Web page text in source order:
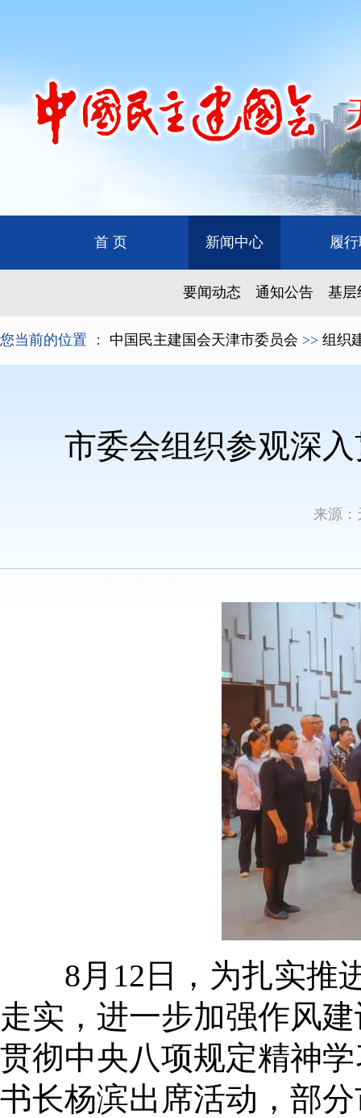
首 页 新闻中心 履
要闻动态 通知公告 基层
您当前的位置 ： 中国民主建国会天津市委员会 >> 组织
市委会组织参观深
来源
8月12日，为扎实推进
走实，进一步加强作风
贯彻中央八项规定精神
书长杨滨出席活动，部